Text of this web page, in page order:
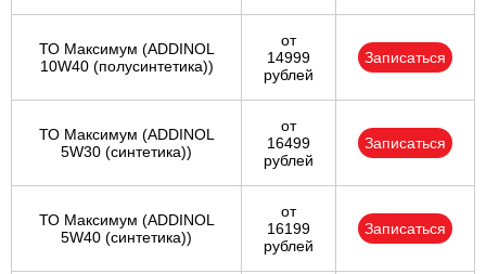
ТО Максимум (ADDINOL
10W40 (полусинтетика))
от
14999
рублей
Записаться
ТО Максимум (ADDINOL
5W30 (синтетика))
от
16499
рублей
Записаться
ТО Максимум (ADDINOL
5W40 (синтетика))
от
16199
рублей
Записаться